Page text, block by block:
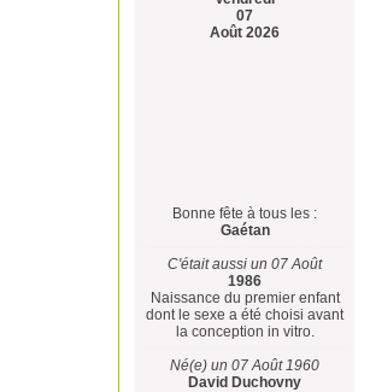
07
Août 2026
Bonne fête à tous les :
Gaétan
C'était aussi un 07 Août
1986
Naissance du premier enfant
dont le sexe a été choisi avant
la conception in vitro.
Né(e) un 07 Août 1960
David Duchovny